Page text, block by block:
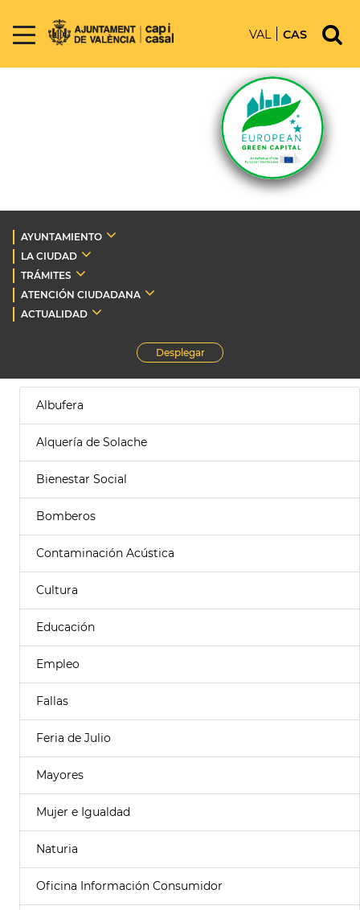
VAL CAS
AYUNTAMIENTO
LA CIUDAD
TRÁMITES
ATENCIÓN CIUDADANA
ACTUALIDAD
Desplegar
Albufera
Alquería de Solache
Bienestar Social
Bomberos
Contaminación Acústica
Cultura
Educación
Empleo
Fallas
Feria de Julio
Mayores
Mujer e Igualdad
Naturia
Oficina Información Consumidor